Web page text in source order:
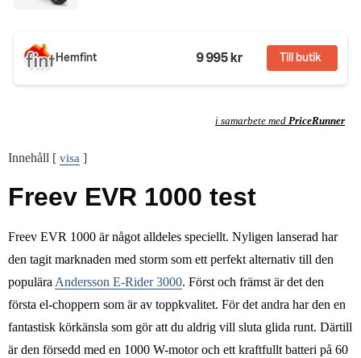
Hemfint 9 995 kr Till butik
i samarbete med PriceRunner
Innehåll [ visa ]
Freev EVR 1000 test
Freev EVR 1000 är något alldeles speciellt. Nyligen lanserad har
den tagit marknaden med storm som ett perfekt alternativ till den
populära Andersson E-Rider 3000. Först och främst är det den
första el-choppern som är av toppkvalitet. För det andra har den en
fantastisk körkänsla som gör att du aldrig vill sluta glida runt. Därtill
är den försedd med en 1000 W-motor och ett kraftfullt batteri på 60